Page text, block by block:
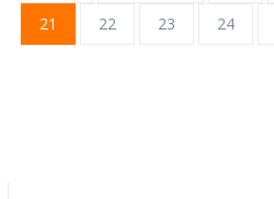
21
22 23 24